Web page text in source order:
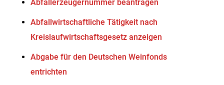
Abfallerzeugernummer beantragen
Abfallwirtschaftliche Tätigkeit nach
Kreislaufwirtschaftsgesetz anzeigen
Abgabe für den Deutschen Weinfonds
entrichten